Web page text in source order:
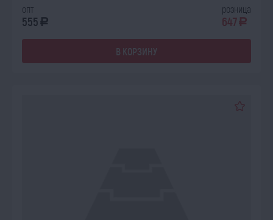
опт
555 a
розница
647a
В КОРЗИНУ